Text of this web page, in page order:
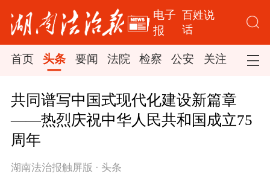
电子
报
百姓说
话
首页 头条 要闻 法院 检察 公安 关注 司法
共同谱写中国式现代化建设新篇章
——热烈庆祝中华人民共和国成立75
周年
湖南法治报触屏版 · 头条